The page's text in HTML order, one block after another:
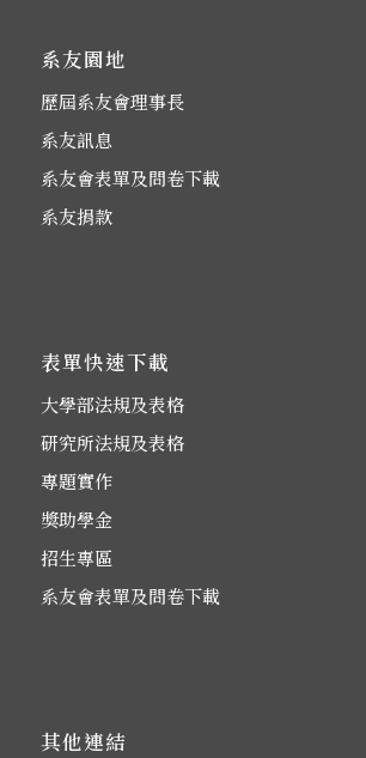
系友園地
歷屆系友會理事長
系友訊息
系友會表單及問卷下載
系友捐款
表單快速下載
大學部法規及表格
研究所法規及表格
專題實作
獎助學金
招生專區
系友會表單及問卷下載
其他連結